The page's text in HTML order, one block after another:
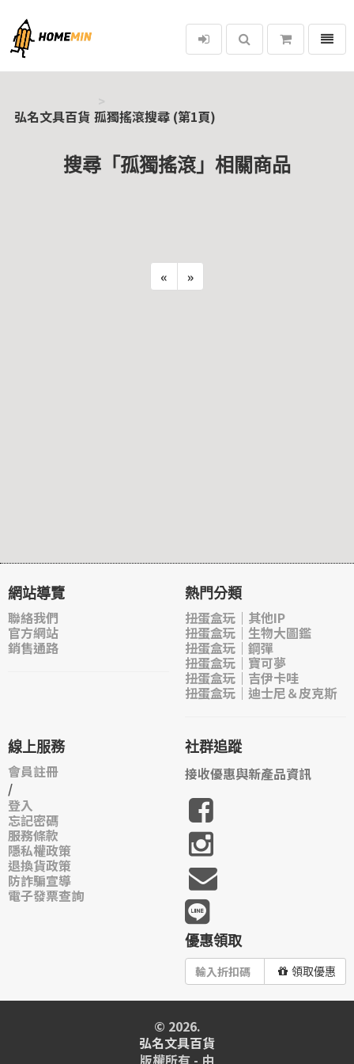
弘名文具百貨
選單
弘名文具百貨 孤獨搖滾搜尋 (第1頁)
搜尋「孤獨搖滾」相關商品
« »
網站導覽
聯絡我們
官方網站
銷售通路
熱門分類
扭蛋盒玩｜其他IP
扭蛋盒玩｜生物大圖鑑
扭蛋盒玩｜鋼彈
扭蛋盒玩｜寶可夢
扭蛋盒玩｜吉伊卡哇
扭蛋盒玩｜迪士尼＆皮克斯
線上服務
會員註冊
/
登入
忘記密碼
服務條款
隱私權政策
退換貨政策
防詐騙宣導
電子發票查詢
社群追蹤
接收優惠與新產品資訊
優惠領取
領取優惠
© 2026.
弘名文具百貨
版權所有 - 由